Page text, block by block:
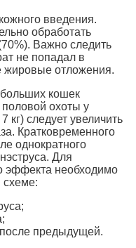
введения.
обработать
Важно следить
не попадал в
жировые отложения.
кошек
половой охоты у
следует увеличить
Кратковременного
однократного
Для
эффекта необходимо
схеме:
предыдущей.